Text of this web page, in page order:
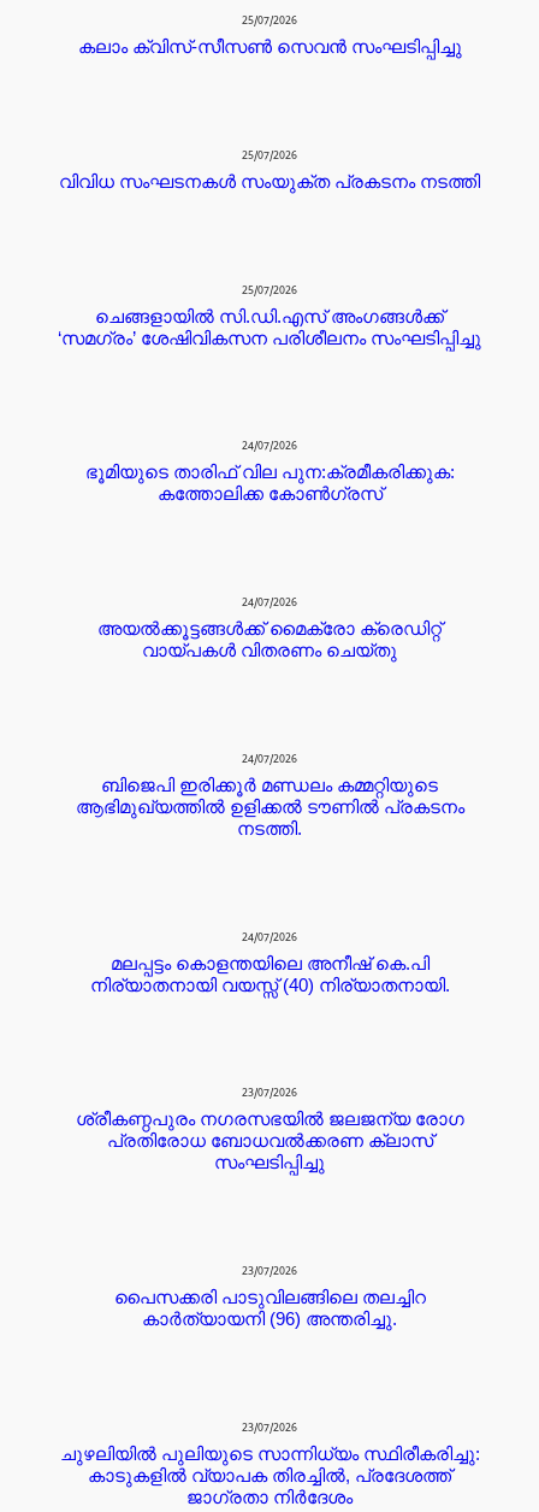
25/07/2026
കലാം ക്വിസ്-സീസൺ സെവൻ സംഘടിപ്പിച്ചു
25/07/2026
വിവിധ സംഘടനകൾ സംയുക്ത പ്രകടനം നടത്തി
25/07/2026
ചെങ്ങളായിൽ സി.ഡി.എസ് അംഗങ്ങൾക്ക്
‘സമഗ്രം’ ശേഷിവികസന പരിശീലനം സംഘടിപ്പിച്ചു
24/07/2026
ഭൂമിയുടെ താരിഫ് വില പുന:ക്രമീകരിക്കുക:
കത്തോലിക്ക കോൺഗ്രസ്
24/07/2026
അയൽക്കൂട്ടങ്ങൾക്ക് മൈക്രോ ക്രെഡിറ്റ്‌
വായ്പകൾ വിതരണം ചെയ്തു
24/07/2026
ബിജെപി ഇരിക്കൂർ മണ്ഡലം കമ്മറ്റിയുടെ
ആഭിമുഖ്യത്തിൽ ഉളിക്കൽ ടൗണിൽ പ്രകടനം
നടത്തി.
24/07/2026
മലപ്പട്ടം കൊളന്തയിലെ അനീഷ് കെ.പി
നിര്യാതനായി വയസ്സ് (40) നിര്യാതനായി.
23/07/2026
ശ്രീകണ്ഠപുരം നഗരസഭയിൽ ജലജന്യ രോഗ
പ്രതിരോധ ബോധവൽക്കരണ ക്ലാസ്
സംഘടിപ്പിച്ചു
23/07/2026
പൈസക്കരി പാടുവിലങ്ങിലെ തലച്ചിറ
കാർത്യായനി (96) അന്തരിച്ചു.
23/07/2026
ചുഴലിയിൽ പുലിയുടെ സാന്നിധ്യം സ്ഥിരീകരിച്ചു:
കാടുകളിൽ വ്യാപക തിരച്ചിൽ, പ്രദേശത്ത്
ജാഗ്രതാ നിർദേശം